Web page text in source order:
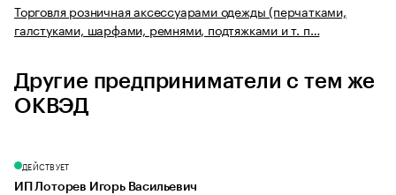
Торговля розничная аксессуарами одежды (перчатками,
галстуками, шарфами, ремнями, подтяжками и т. п…
Другие предприниматели с тем же
ОКВЭД
ДЕЙСТВУЕТ
ИП Лоторев Игорь Васильевич